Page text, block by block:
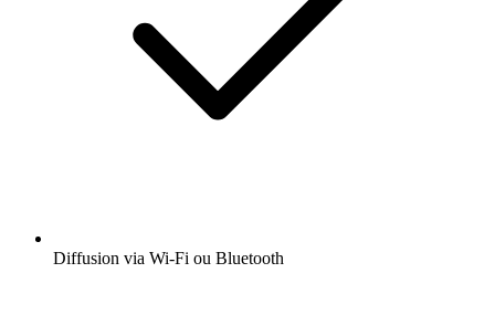
Diffusion via Wi-Fi ou Bluetooth